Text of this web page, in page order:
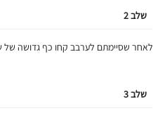
שלב 2
לאחר שסיימתם לערבב קחו כף גדושה של
שלב 3